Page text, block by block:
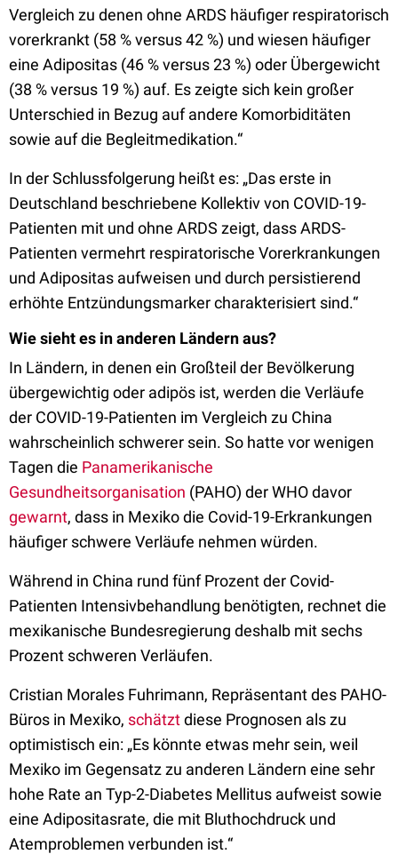
Vergleich zu denen ohne ARDS häufiger respiratorisch
vorerkrankt (58 % versus 42 %) und wiesen häufiger
eine Adipositas (46 % versus 23 %) oder Übergewicht
(38 % versus 19 %) auf. Es zeigte sich kein großer
Unterschied in Bezug auf andere Komorbiditäten
sowie auf die Begleitmedikation.“
In der Schlussfolgerung heißt es: „Das erste in
Deutschland beschriebene Kollektiv von COVID-19-
Patienten mit und ohne ARDS zeigt, dass ARDS-
Patienten vermehrt respiratorische Vorerkrankungen
und Adipositas aufweisen und durch persistierend
erhöhte Entzündungsmarker charakterisiert sind.“
Wie sieht es in anderen Ländern aus?
In Ländern, in denen ein Großteil der Bevölkerung
übergewichtig oder adipös ist, werden die Verläufe
der COVID-19-Patienten im Vergleich zu China
wahrscheinlich schwerer sein. So hatte vor wenigen
Tagen die Panamerikanische
Gesundheitsorganisation (PAHO) der WHO davor
gewarnt, dass in Mexiko die Covid-19-Erkrankungen
häufiger schwere Verläufe nehmen würden.
Während in China rund fünf Prozent der Covid-
Patienten Intensivbehandlung benötigten, rechnet die
mexikanische Bundesregierung deshalb mit sechs
Prozent schweren Verläufen.
Cristian Morales Fuhrimann, Repräsentant des PAHO-
Büros in Mexiko, schätztdiese Prognosen als zu
optimistisch ein: „Es könnte etwas mehr sein, weil
Mexiko im Gegensatz zu anderen Ländern eine sehr
hohe Rate an Typ-2-Diabetes Mellitus aufweist sowie
eine Adipositasrate, die mit Bluthochdruck und
Atemproblemen verbunden ist.“